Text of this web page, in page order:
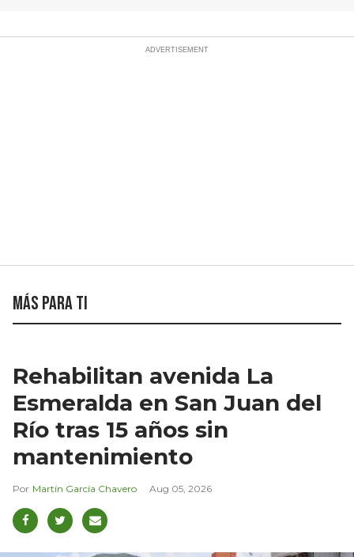
Más para ti
Rehabilitan avenida La
Esmeralda en San Juan del
Río tras 15 años sin
mantenimiento
Martín García Chavero Aug 05, 2026